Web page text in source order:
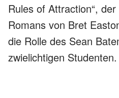
Rules of Attraction“,
Romans von Bret
die Rolle des Sean
zwielichtigen Studenten.